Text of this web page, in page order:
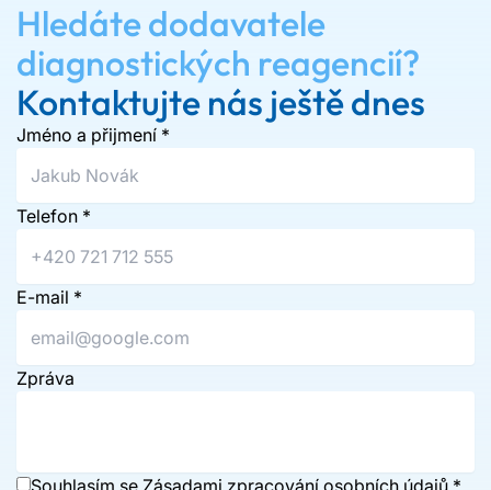
Hledáte dodavatele
diagnostických reagencií?
Kontaktujte nás ještě dnes
Jméno a přijmení *
Telefon *
E-mail *
Zpráva